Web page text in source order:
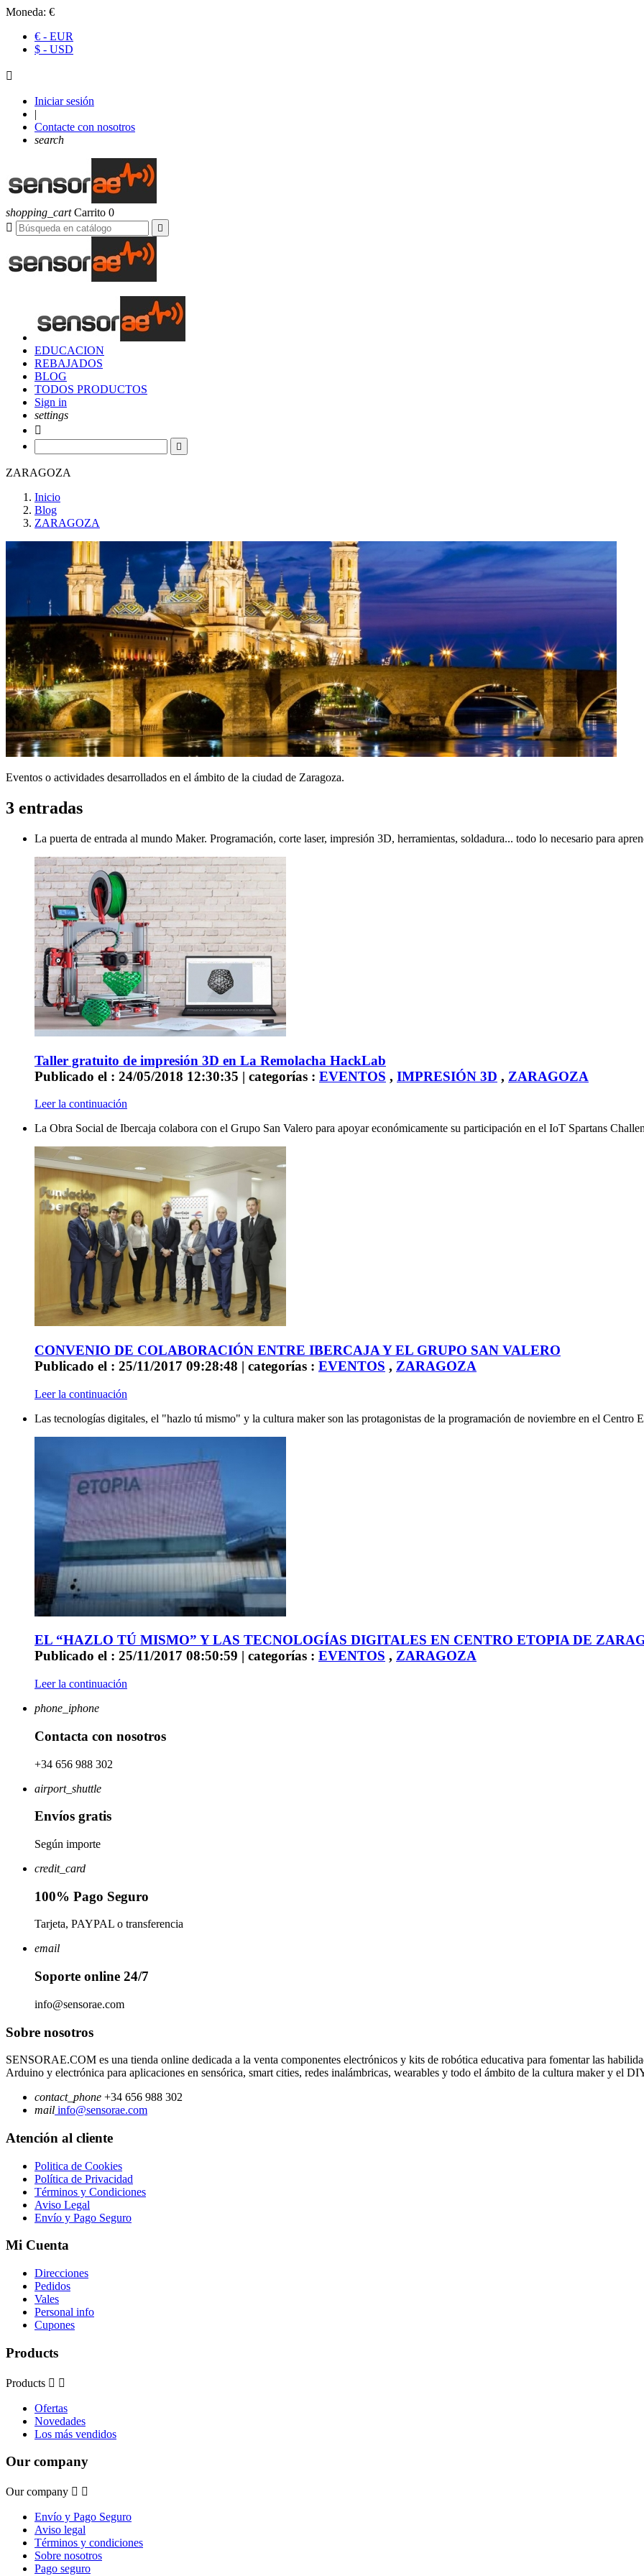
Moneda: €
€ - EUR
$ - USD

Iniciar sesión
|
Contacte con nosotros
search
shopping_cart Carrito 0


EDUCACION
REBAJADOS
BLOG
TODOS PRODUCTOS
Sign in
settings


ZARAGOZA
Inicio
Blog
ZARAGOZA
Eventos o actividades desarrollados en el ámbito de la ciudad de Zaragoza.
3 entradas
La puerta de entrada al mundo Maker. Programación, corte laser, impresión 3D, herramientas, soldadura... todo lo necesario para
Taller gratuito de impresión 3D en La Remolacha HackLab
Publicado el : 24/05/2018 12:30:35 | categorías : EVENTOS , IMPRESIÓN 3D , ZARAGOZA
Leer la continuación
La Obra Social de Ibercaja colabora con el Grupo San Valero para apoyar económicamente su participación en el IoT Spartans
CONVENIO DE COLABORACIÓN ENTRE IBERCAJA Y EL GRUPO SAN VALERO
Publicado el : 25/11/2017 09:28:48 | categorías : EVENTOS , ZARAGOZA
Leer la continuación
Las tecnologías digitales, el "hazlo tú mismo" y la cultura maker son las protagonistas de la programación de noviembre en el Centro
EL “HAZLO TÚ MISMO” Y LAS TECNOLOGÍAS DIGITALES EN CENTRO ETOPIA DE
Publicado el : 25/11/2017 08:50:59 | categorías : EVENTOS , ZARAGOZA
Leer la continuación
phone_iphone
Contacta con nosotros
+34 656 988 302
airport_shuttle
Envíos gratis
Según importe
credit_card
100% Pago Seguro
Tarjeta, PAYPAL o transferencia
email
Soporte online 24/7
info@sensorae.com
Sobre nosotros
SENSORAE.COM es una tienda online dedicada a la venta componentes electrónicos y kits de robótica educativa para fomentar las
Arduino y electrónica para aplicaciones en sensórica, smart cities, redes inalámbricas, wearables y todo el ámbito de la cultura maker y el
contact_phone +34 656 988 302
mail info@sensorae.com
Atención al cliente
Politica de Cookies
Política de Privacidad
Términos y Condiciones
Aviso Legal
Envío y Pago Seguro
Mi Cuenta
Direcciones
Pedidos
Vales
Personal info
Cupones
Products
Products  
Ofertas
Novedades
Los más vendidos
Our company
Our company  
Envío y Pago Seguro
Aviso legal
Términos y condiciones
Sobre nosotros
Pago seguro